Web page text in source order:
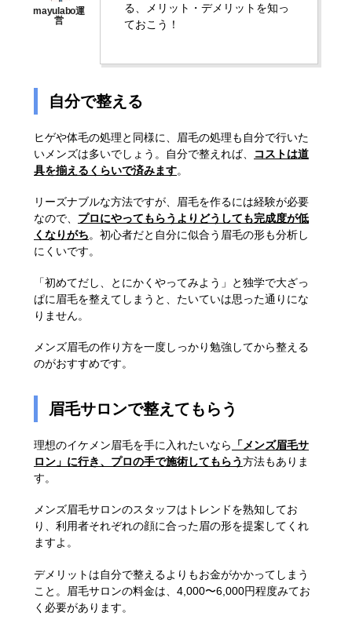
る、メリット・デメリットを知っ
ておこう！
自分で整える
ヒゲや体毛の処理と同様に、眉毛の処理も自分で行いた
いメンズは多いでしょう。自分で整えれば、
コストは道
具を揃えるくらいで済みます。
リーズナブルな方法ですが、眉毛を作るには経験が必要
なので、 プロにやってもらうよりどうしても完成度が低
くなりがち。初心者だと自分に似合う眉毛の形も分析し
にくいです。
「初めてだし、とにかくやってみよう」と独学で大ざっ
ぱに眉毛を整えてしまうと、たいていは思った通りにな
りません。
メンズ眉毛の作り方を一度しっかり勉強してから整える
のがおすすめです。
眉毛サロンで整えてもらう
理想のイケメン眉毛を手に入れたいなら
「メンズ眉毛サ
ロン」に行き、プロの手で施術してもらう方法もありま
す。
メンズ眉毛サロンのスタッフはトレンドを熟知してお
り、利用者それぞれの顔に合った眉の形を提案してくれ
ますよ。
デメリットは自分で整えるよりもお金がかかってしまう
こと。眉毛サロンの料金は、4,000〜6,000円程度みてお
く必要があります。